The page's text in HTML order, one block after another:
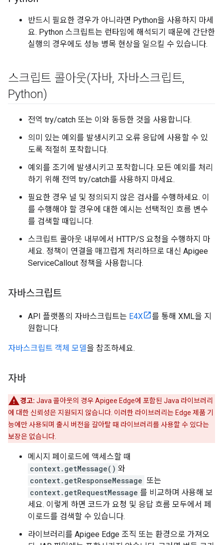
반드시 필요한 경우가 아니라면 Python을 사용하지 마세
요. Python 스크립트는 런타임에 해석되기 때문에 간단한
실행의 경우에도 성능 병목 현상을 일으킬 수 있습니다.
스크립트 콜아웃(자바, 자바스크립트,
Python)
전역 try/catch 또는 이와 동등한 것을 사용합니다.
의미 있는 예외를 발생시키고 오류 응답에 사용할 수 있
도록 적절히 포착합니다.
예외를 조기에 발생시키고 포착합니다. 모든 예외를 처리
하기 위해 전역 try/catch를 사용하지 마세요.
필요한 경우 널 및 정의되지 않은 검사를 수행하세요. 이
를 수행해야 할 경우에 대한 예시는 선택적인 흐름 변수
를 검색할 때입니다.
스크립트 콜아웃 내부에서 HTTP/S 요청을 수행하지 마
세요. 정책이 연결을 매끄럽게 처리하므로 대신 Apigee
ServiceCallout 정책을 사용합니다.
자바스크립트
API 플랫폼의 자바스크립트는 E4X
를 통해 XML을 지
원합니다.
자바스크립트 객체 모델을 참조하세요.
자바
경고: Java 콜아웃의 경우 Apigee Edge에 포함된 Java 라이브러리
에 대한 신뢰성은 지원되지 않습니다. 이러한 라이브러리는 Edge 제품 기
능에만 사용되며 출시 버전을 갈아탈 때 라이브러리를 사용할 수 있다는
보장은 없습니다.
메시지 페이로드에 액세스할 때
context.getMessage() 와
context.getResponseMessage 또는
context.getRequestMessage 를 비교하며 사용해 보
세요. 이렇게 하면 코드가 요청 및 응답 흐름 모두에서 페
이로드를 검색할 수 있습니다.
라이브러리를 Apigee Edge 조직 또는 환경으로 가져오